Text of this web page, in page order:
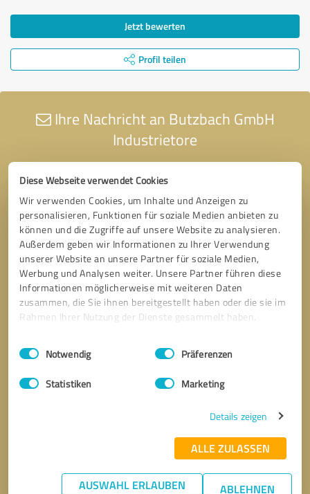
Diese Webseite verwendet Cookies
Wir verwenden Cookies, um Inhalte und Anzeigen zu
personalisieren, Funktionen für soziale Medien anbieten zu
können und die Zugriffe auf unsere Website zu analysieren.
Außerdem geben wir Informationen zu Ihrer Verwendung
unserer Website an unsere Partner für soziale Medien,
Werbung und Analysen weiter. Unsere Partner führen diese
Informationen möglicherweise mit weiteren Daten
zusammen, die Sie ihnen bereitgestellt haben oder die sie im
Rahmen Ihrer Nutzung der Dienste gesammelt haben.
Impressum Datenschutzbestimmungen
Einwilligungsauswahl
Notwendig Präferenzen
Statistiken Marketing
Details zeigen
ALLE ZULASSEN
AUSWAHL ERLAUBEN ABLEHNEN
Jetzt bewerten
Profil teilen
Ihre Nachricht an Butzbach GmbH
Industrietore
* Erforderliche Angaben
Nachricht senden